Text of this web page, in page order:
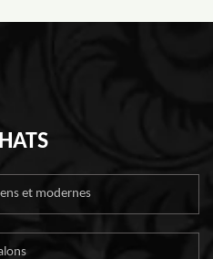
et modernes